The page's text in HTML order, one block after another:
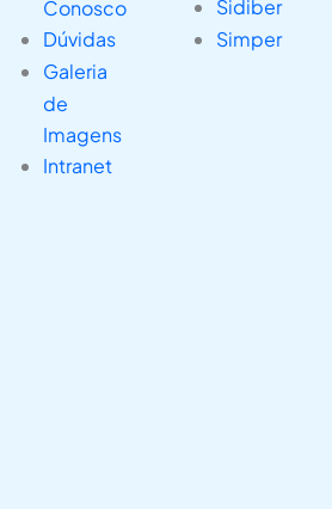
Conosco
Dúvidas
Galeria
de
Imagens
Intranet
Sidiber
Simper